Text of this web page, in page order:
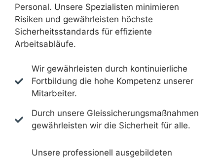
Personal. Unsere Spezialisten minimieren
Risiken und gewährleisten höchste
Sicherheitsstandards für effiziente
Arbeitsabläufe.
Wir gewährleisten durch kontinuierliche
Fortbildung die hohe Kompetenz unserer
Mitarbeiter.
Durch unsere Gleissicherungsmaßnahmen
gewährleisten wir die Sicherheit für alle.
Unsere professionell ausgebildeten